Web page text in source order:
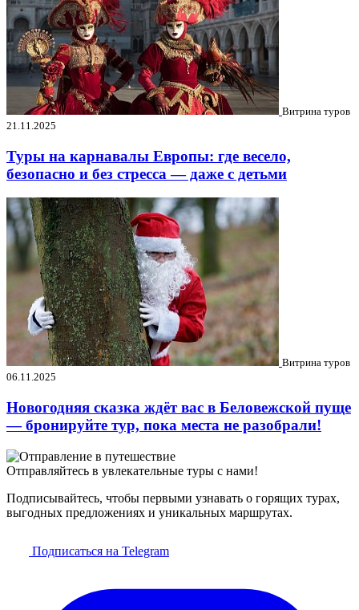
Витрина туров
21.11.2025
Туры на карнавалы Европы: где весело,
безопасно и без стресса — даже с детьми
Витрина туров
06.11.2025
Новогодняя сказка ждёт вас в Беловежской пуще
— бронируйте тур, пока места не разобрали!
Отправляйтесь в увлекательные туры с нами!
Подписывайтесь, чтобы первыми узнавать о горящих турах,
выгодных предложениях и уникальных маршрутах.
Подписаться на Telegram